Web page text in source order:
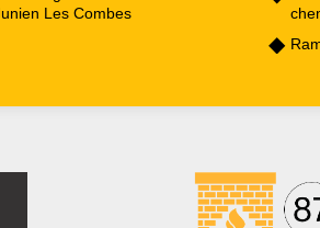
Les Combes